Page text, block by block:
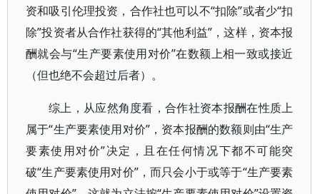
资和吸引伦理投资，合作社也可以不“扣除”或者少“扣
除”投资者从合作社获得的“其他利益”，这样，资本报
酬就会与“生产要素使用对价”在数额上相一致或接近
（但也绝不会超过后者）。
综上，从应然角度看，合作社资本报酬在性质上
属于“生产要素使用对价”，资本报酬的数额则由“生产
要素使用对价”决定，且在任何情况下都不可能突
破“生产要素使用对价”，而只会小于或等于“生产要素